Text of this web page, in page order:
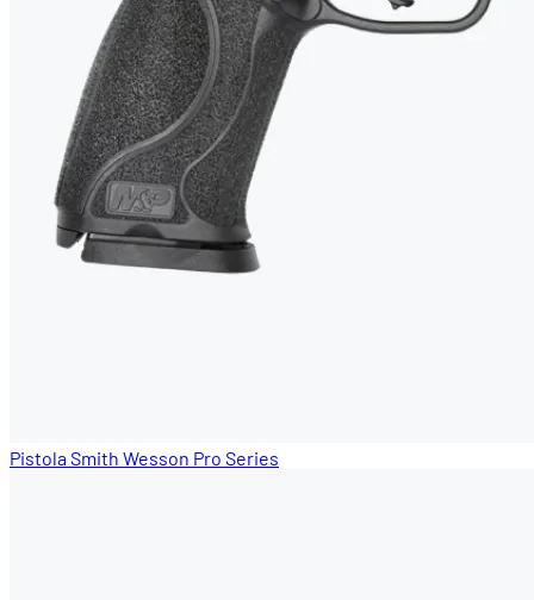
Pistola Smith Wesson Pro Series